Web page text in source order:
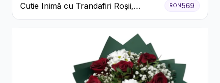
Cutie Inimă cu Trandafiri Roșii,
Crizanteme Albe și Bomboane
Raffaello
RON 569